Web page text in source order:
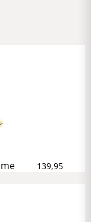
139,95